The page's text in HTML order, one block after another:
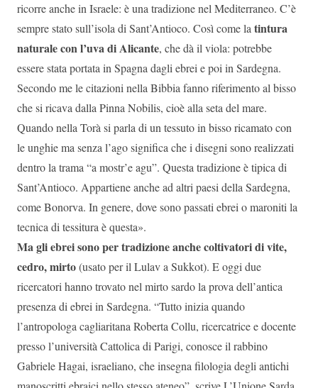
ricorre anche in Israele: è una tradizione nel Mediterraneo. C’è
sempre stato sull’isola di Sant’Antioco. Così come latintura
naturale con l’uva di Alicante, che dà il viola: potrebbe
essere stata portata in Spagna dagli ebrei e poi in Sardegna.
Secondo me le citazioni nella Bibbia fanno riferimento al bisso
che si ricava dalla Pinna Nobilis, cioè alla seta del mare.
Quando nella Torà si parla di un tessuto in bisso ricamato con
le unghie ma senza l’ago significa che i disegni sono realizzati
dentro la trama “a mostr’e agu”. Questa tradizione è tipica di
Sant’Antioco. Appartiene anche ad altri paesi della Sardegna,
come Bonorva. In genere, dove sono passati ebrei o maroniti la
tecnica di tessitura è questa».
Ma gli ebrei sono per tradizione anche coltivatori di vite,
cedro, mirto(usato per il Lulav a Sukkot). E oggi due
ricercatori hanno trovato nel mirto sardo la prova dell’antica
presenza di ebrei in Sardegna. “Tutto inizia quando
l’antropologa cagliaritana Roberta Collu, ricercatrice e docente
presso l’università Cattolica di Parigi, conosce il rabbino
Gabriele Hagai, israeliano, che insegna filologia degli antichi